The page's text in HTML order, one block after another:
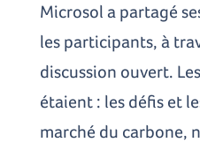
Microsol a partagé
les participants, à
discussion ouvert.
étaient : les défis et
marché du carbone,